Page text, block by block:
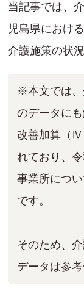
当記事では、
児島県におけ
介護施策の状
※本文では
のデータに
改善加算（Ⅳ
れており、
事業所につ
です。
そのため、
データは参